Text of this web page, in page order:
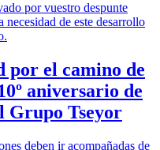
por vuestro despunte
de este desarrollo
por el camino de
aniversario de
Grupo Tseyor
deben ir acompañadas de